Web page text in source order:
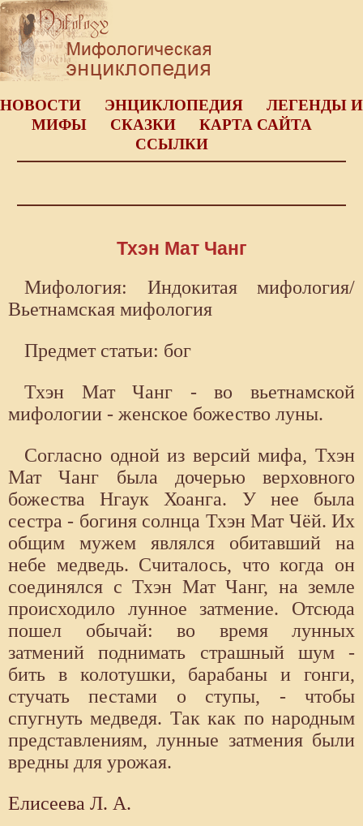
НОВОСТИ ЭНЦИКЛОПЕДИЯ
ЛЕГЕНДЫ И
МИФЫ
СКАЗКИ
КАРТА САЙТА
ССЫЛКИ
Тхэн Мат Чанг
Мифология: Индокитая мифология/
Вьетнамская мифология
Предмет статьи: бог
Тхэн Мат Чанг - во вьетнамской
мифологии - женское божество луны.
Согласно одной из версий мифа, Тхэн
Мат Чанг была дочерью верховного
божества Нгаук Хоанга. У нее была
сестра - богиня солнца Тхэн Мат Чёй. Их
общим мужем являлся обитавший на
небе медведь. Считалось, что когда он
соединялся с Тхэн Мат Чанг, на земле
происходило лунное затмение. Отсюда
пошел обычай: во время лунных
затмений поднимать страшный шум -
бить в колотушки, барабаны и гонги,
стучать пестами о ступы, - чтобы
спугнуть медведя. Так как по народным
представлениям, лунные затмения были
вредны для урожая.
Елисеева Л. А.